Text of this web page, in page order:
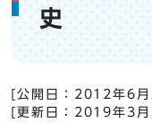
史
[公開日： 2012年6月
[更新日： 2019年3月